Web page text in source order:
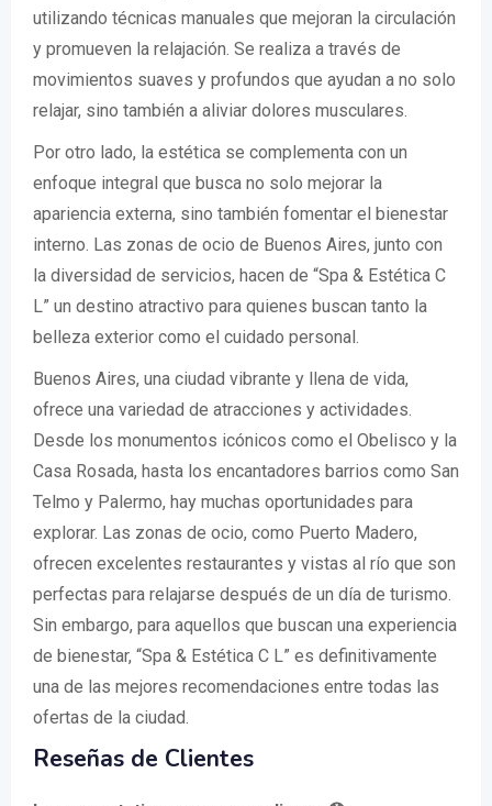
utilizando técnicas manuales que mejoran la circulación
y promueven la relajación. Se realiza a través de
movimientos suaves y profundos que ayudan a no solo
relajar, sino también a aliviar dolores musculares.
Por otro lado, la estética se complementa con un
enfoque integral que busca no solo mejorar la
apariencia externa, sino también fomentar el bienestar
interno. Las zonas de ocio de Buenos Aires, junto con
la diversidad de servicios, hacen de “Spa & Estética C
L” un destino atractivo para quienes buscan tanto la
belleza exterior como el cuidado personal.
Buenos Aires, una ciudad vibrante y llena de vida,
ofrece una variedad de atracciones y actividades.
Desde los monumentos icónicos como el Obelisco y la
Casa Rosada, hasta los encantadores barrios como San
Telmo y Palermo, hay muchas oportunidades para
explorar. Las zonas de ocio, como Puerto Madero,
ofrecen excelentes restaurantes y vistas al río que son
perfectas para relajarse después de un día de turismo.
Sin embargo, para aquellos que buscan una experiencia
de bienestar, “Spa & Estética C L” es definitivamente
una de las mejores recomendaciones entre todas las
ofertas de la ciudad.
Reseñas de Clientes